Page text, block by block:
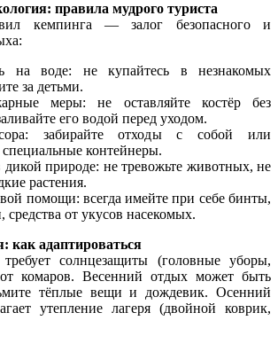
правила мудрого туриста
кемпинга — залог безопасного и
на воде: не купайтесь в незнакомых
за детьми.
меры: не оставляйте костёр без
его водой перед уходом.
забирайте отходы с собой или
специальные контейнеры.
дикой природе: не тревожьте животных, не
растения.
помощи: всегда имейте при себе бинты,
средства от укусов насекомых.
как адаптироваться
солнцезащиты (головные уборы,
комаров. Весенний отдых может быть
тёплые вещи и дождевик. Осенний
утепление лагеря (двойной коврик,